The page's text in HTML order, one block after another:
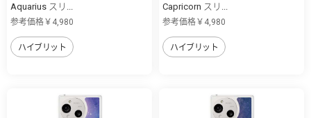
Aquarius スリ...
参考価格￥4,980
ハイブリット
Capricorn スリ...
参考価格￥4,980
ハイブリット